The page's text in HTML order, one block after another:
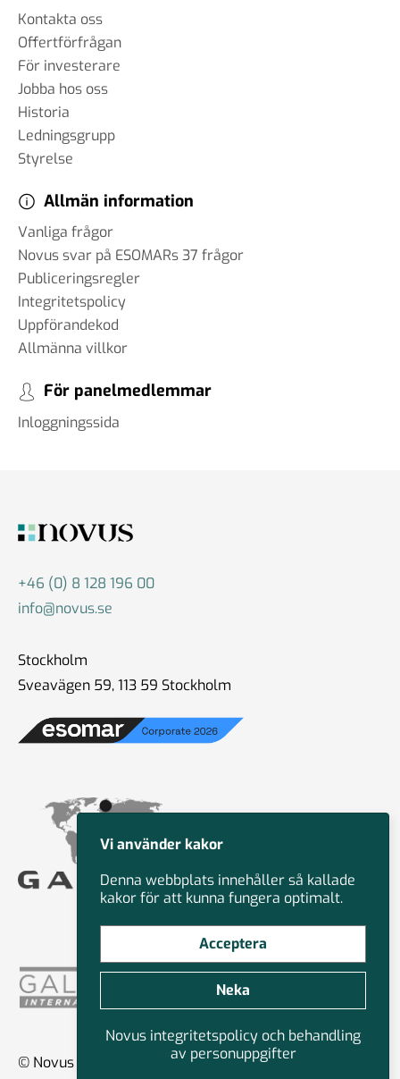
Kontakta oss
Offertförfrågan
För investerare
Jobba hos oss
Historia
Ledningsgrupp
Styrelse
Allmän information
Vanliga frågor
Novus svar på ESOMARs 37 frågor
Publiceringsregler
Integritetspolicy
Uppförandekod
Allmänna villkor
För panelmedlemmar
Inloggningssida
+46 (0) 8 128 196 00
info@novus.se
Stockholm
Sveavägen 59, 113 59 Stockholm
© Novus Group International 2026
Vi använder kakor
Denna webbplats innehåller så kallade
kakor för att kunna fungera optimalt.
Acceptera
Neka
Novus integritetspolicy och behandling
av personuppgifter